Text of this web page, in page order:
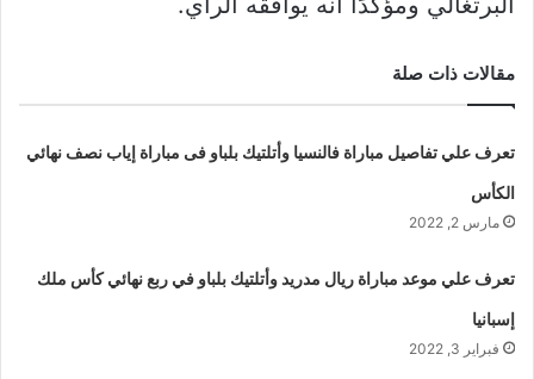
مقالات ذات صلة
تعرف علي تفاصيل مباراة فالنسيا وأتلتيك بلباو فى مباراة إياب نصف نهائي
الكأس
مارس 2, 2022
تعرف علي موعد مباراة ريال مدريد وأتلتيك بلباو في ربع نهائي كأس ملك
إسبانيا
فبراير 3, 2022